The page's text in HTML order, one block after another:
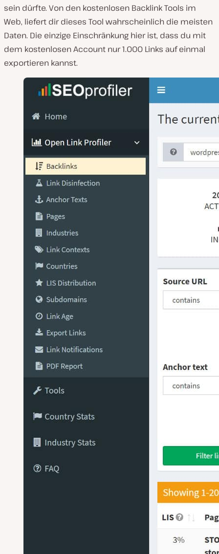
sein dürfte. Von den kostenlosen Backlink Tools im
Web, liefert dir dieses Tool wahrscheinlich die meisten
Daten. Die einzige Einschränkung hier ist, dass du mit
dem kostenlosen Account nur 1.000 Links auf einmal
exportieren kannst.